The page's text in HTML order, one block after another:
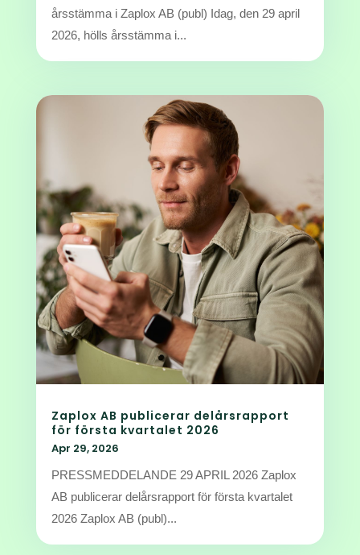
årsstämma i Zaplox AB (publ) Idag, den 29 april
2026, hölls årsstämma i...
Zaplox AB publicerar delårsrapport
för första kvartalet 2026
Apr 29, 2026
PRESSMEDDELANDE 29 APRIL 2026 Zaplox
AB publicerar delårsrapport för första kvartalet
2026 Zaplox AB (publ)...